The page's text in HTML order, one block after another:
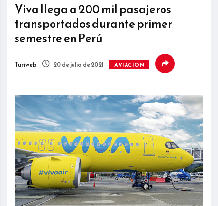
Viva llega a 200 mil pasajeros
transportados durante primer
semestre en Perú
Turiweb 20 de julio de 2021 AVIACIÓN